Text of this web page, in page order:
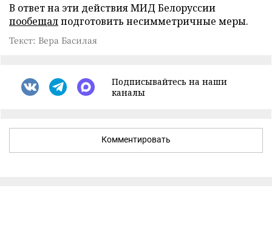
В ответ на эти действия МИД Белоруссии
пообещалподготовить несимметричные меры.
Текст: Вера Басилая
Подписывайтесь на наши
каналы
Комментировать